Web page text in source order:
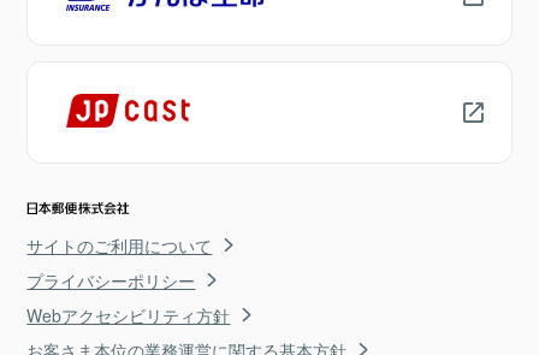
サイトのご利用について
プライバシーポリシー
Webアクセシビリティ方針